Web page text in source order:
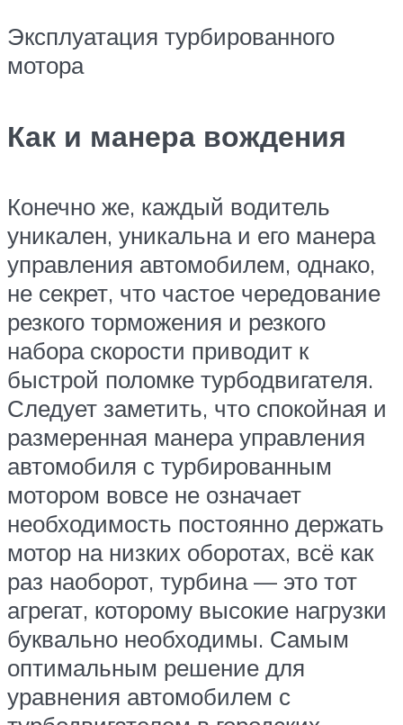
Эксплуатация турбированного
мотора
Как и манера вождения
Конечно же, каждый водитель
уникален, уникальна и его манера
управления автомобилем, однако,
не секрет, что частое чередование
резкого торможения и резкого
набора скорости приводит к
быстрой поломке турбодвигателя.
Следует заметить, что спокойная и
размеренная манера управления
автомобиля с турбированным
мотором вовсе не означает
необходимость постоянно держать
мотор на низких оборотах, всё как
раз наоборот, турбина — это тот
агрегат, которому высокие нагрузки
буквально необходимы. Самым
оптимальным решение для
уравнения автомобилем с